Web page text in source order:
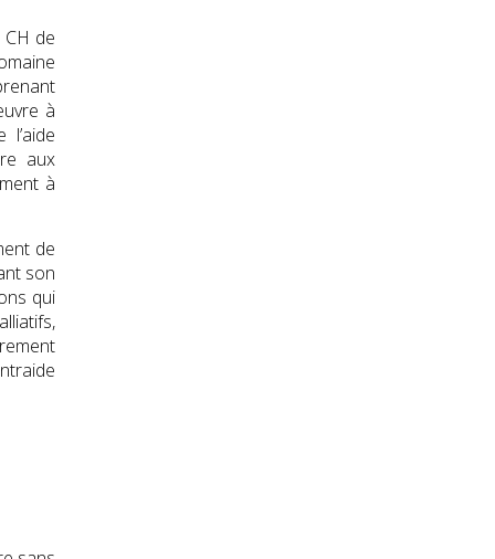
de
à
aux
à
de
son
qui